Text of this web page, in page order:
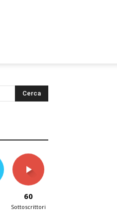
60
Sottoscrittori